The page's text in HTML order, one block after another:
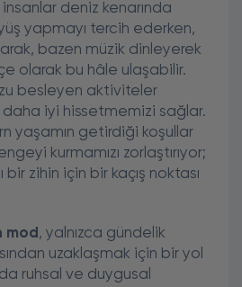
deniz kenarında
yapmayı tercih ederken,
bazen müzik dinleyerek
olarak bu hâle ulaşabilir.
besleyen aktiviteler
iyi hissetmemizi sağlar.
yaşamın getirdiği koşullar
kurmamızı zorlaştırıyor;
bir zihin için bir kaçış noktası
mod , yalnızca gündelik
uzaklaşmak için bir yol
ruhsal ve duygusal